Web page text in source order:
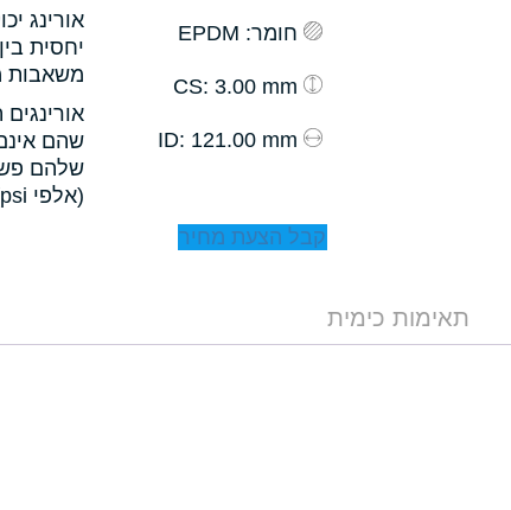
אורינג
יחסית
משאבות
שהם
שלהם
(אלפי psi).
חומר: EPDM
: 3.00 mm
: 121.00 mm
קבל הצעת מחיר
תאימות כימית